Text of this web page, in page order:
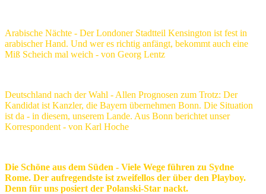
Arabische Nächte - Der Londoner Stadtteil Kensington ist fest in
arabischer Hand. Und wer es richtig anfängt, bekommt auch eine
Miß Scheich mal weich - von Georg Lentz
Deutschland nach der Wahl - Allen Prognosen zum Trotz: Der
Kandidat ist Kanzler, die Bayern übernehmen Bonn. Die Situation
ist da - in diesem, unserem Lande. Aus Bonn berichtet unser
Korrespondent - von Karl Hoche
Die Schöne aus dem Süden - Viele Wege führen zu Sydne
Rome. Der aufregendste ist zweifellos der über den Playboy.
Denn für uns posiert der Polanski-Star nackt.